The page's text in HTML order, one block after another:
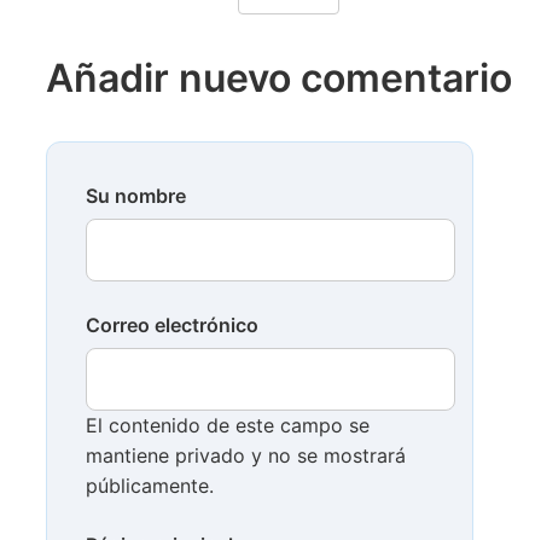
página
Añadir nuevo comentario
Su nombre
Correo electrónico
El contenido de este campo se
mantiene privado y no se mostrará
públicamente.